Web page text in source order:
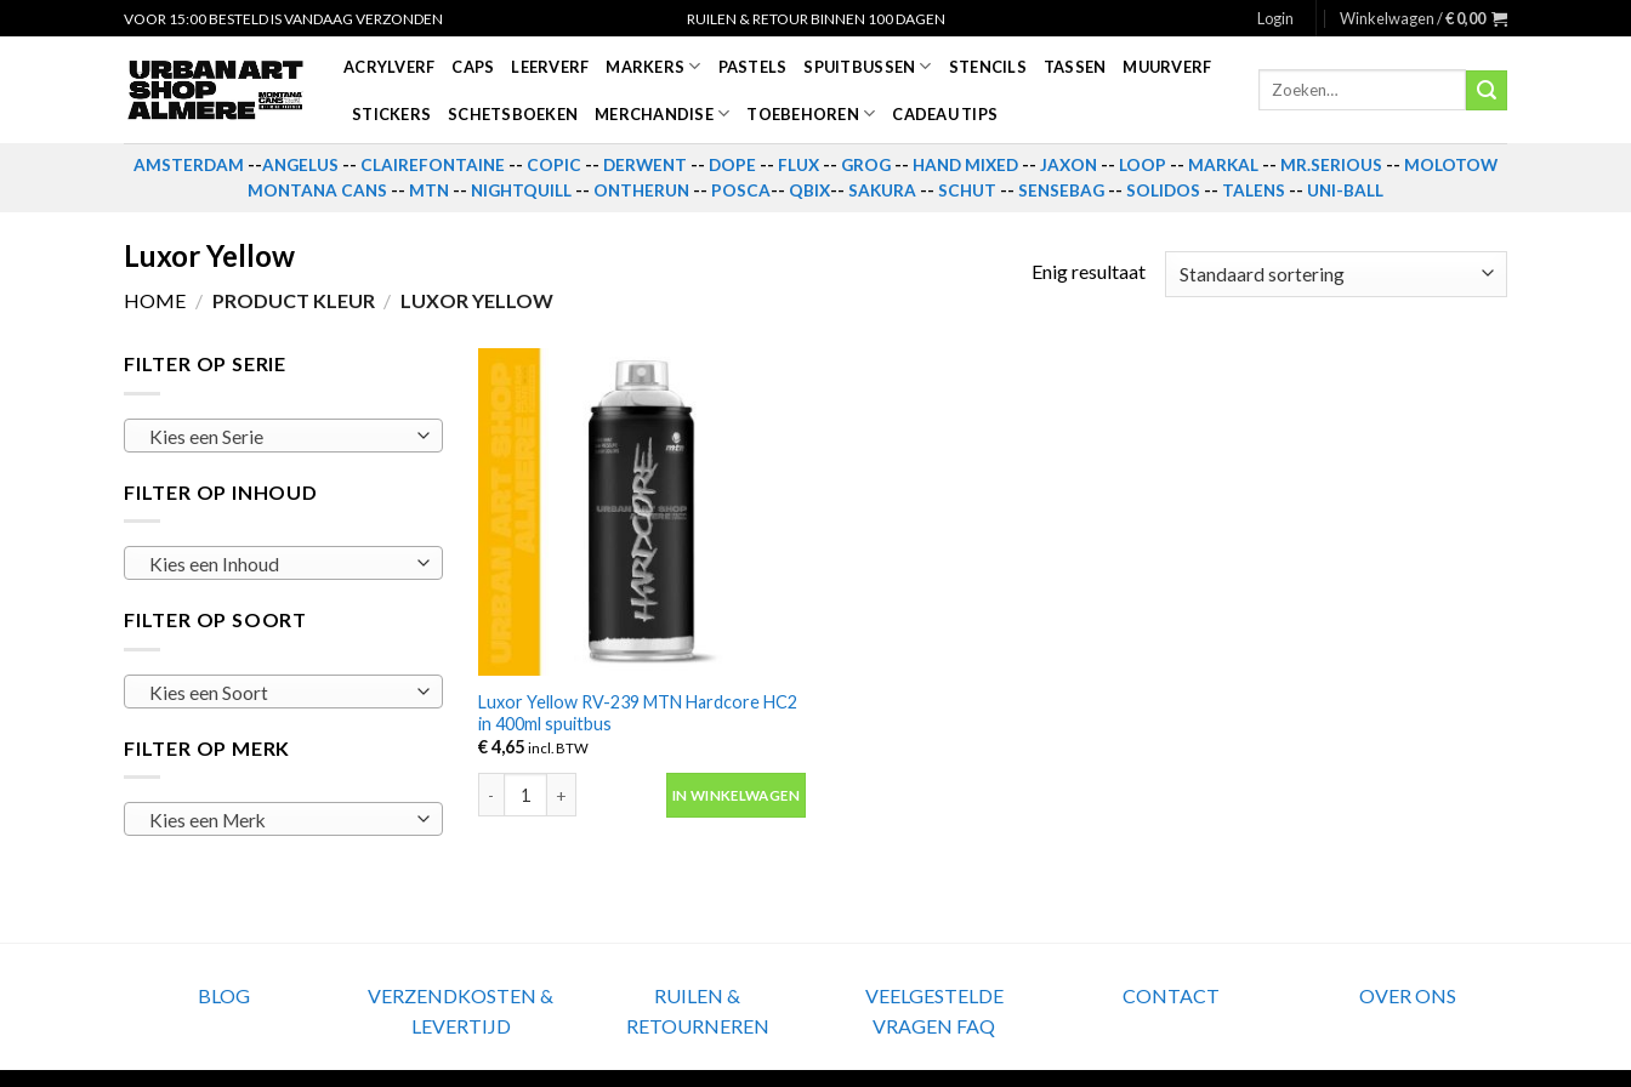
to
VOOR 15:00 BESTELD IS VANDAAG VERZONDEN RUILEN & RETOUR BINNEN 100 DAGEN Login Winkelwagen /€0,00
ACRYLVERF CAPS LEERVERF MARKERS PASTELS SPUITBUSSEN STENCILS TASSEN MUURVERF
STICKERS SCHETSBOEKEN MERCHANDISE TOEBEHOREN CADEAU TIPS
Zoeken
AMSTERDAM --ANGELUS -- CLAIREFONTAINE -- COPIC -- DERWENT -- DOPE -- FLUX -- GROG -- HAND MIXED -- JAXON -- LOOP -- MARKAL -- MR.SERIOUS -- MOLOTOW
MONTANA CANS -- MTN -- NIGHTQUILL -- ONTHERUN -- POSCA-- QBIX-- SAKURA -- SCHUT -- SENSEBAG -- SOLIDOS -- TALENS -- UNI-BALL
Luxor Yellow
HOME / PRODUCT KLEUR / LUXOR YELLOW
Enig resultaat
FILTER OP SERIE
Kies een Serie
FILTER OP INHOUD
Kies een Inhoud
FILTER OP SOORT
Kies een Soort
FILTER OP MERK
Kies een Merk
Luxor Yellow RV-239 MTN Hardcore HC2
in 400ml spuitbus
€4,65 incl. BTW
IN WINKELWAGEN
BLOG
VERZENDKOSTEN &
LEVERTIJD
RUILEN &
RETOURNEREN
VEELGESTELDE
VRAGEN FAQ
CONTACT OVER ONS